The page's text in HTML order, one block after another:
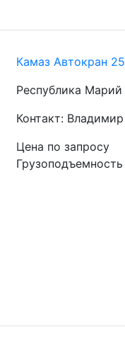
Камаз Автокран
Республика
Контакт: Владимир
Цена по запросу